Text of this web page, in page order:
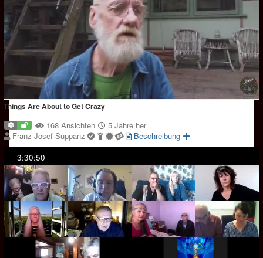
Things Are About to Get Crazy
168 Ansichten
5 Jahre her
Franz Josef Suppanz
Beschreibung
3:30:50